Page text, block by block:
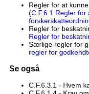
Regler for at
(C.F.6.1 Regler for
Regler for
Regler for
Særlige regler for
regler for
Se også
C.F.6.3.1 - Hvem